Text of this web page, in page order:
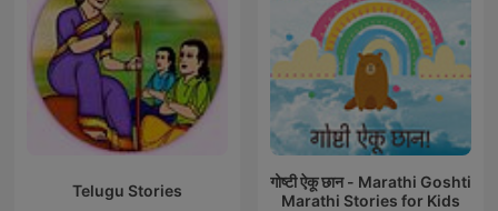
Telugu Stories
गोष्टी ऐकू छान - Marathi Goshti
Marathi Stories for Kids